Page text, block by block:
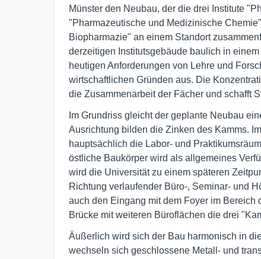
Münster den Neubau, der die drei Institute
"Pharmazeutische und Medizinische
Biopharmazie" an einem Standort
derzeitigen Institutsgebäude baulich in
heutigen Anforderungen von Lehre und
wirtschaftlichen Gründen aus. Die
die Zusammenarbeit der Fächer und schafft
Im Grundriss gleicht der geplante Neubau
Ausrichtung bilden die Zinken des Kamms.
hauptsächlich die Labor- und
östliche Baukörper wird als allgemeines
wird die Universität zu einem späteren
Richtung verlaufender Büro-, Seminar- und
auch den Eingang mit dem Foyer im
Brücke mit weiteren Büroflächen die drei
Äußerlich wird sich der Bau harmonisch in
wechseln sich geschlossene Metall- und